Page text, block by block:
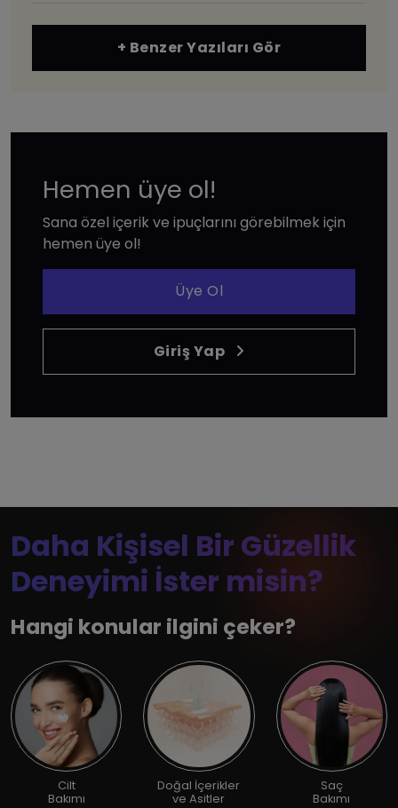
+ Benzer Yazıları Gör
Hemen üye ol!
Sana özel içerik ve ipuçlarını görebilmek için
hemen üye ol!
Üye Ol
Giriş Yap
Daha Kişisel Bir Güzellik
Deneyimi İster misin?
Hangi konular ilgini çeker?
Cilt
Bakımı
Doğal İçerikler
ve Asitler
Saç
Bakımı